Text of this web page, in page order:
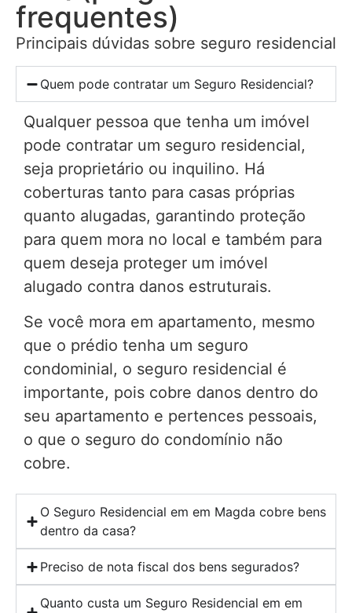
frequentes)
Principais dúvidas sobre seguro residencial
Quem pode contratar um Seguro Residencial?
Qualquer pessoa que tenha um imóvel
pode contratar um seguro residencial,
seja proprietário ou inquilino. Há
coberturas tanto para casas próprias
quanto alugadas, garantindo proteção
para quem mora no local e também para
quem deseja proteger um imóvel
alugado contra danos estruturais.
Se você mora em apartamento, mesmo
que o prédio tenha um seguro
condominial, o seguro residencial é
importante, pois cobre danos dentro do
seu apartamento e pertences pessoais,
o que o seguro do condomínio não
cobre.
O Seguro Residencial em em Magda cobre bens
dentro da casa?
Preciso de nota fiscal dos bens segurados?
Quanto custa um Seguro Residencial em em